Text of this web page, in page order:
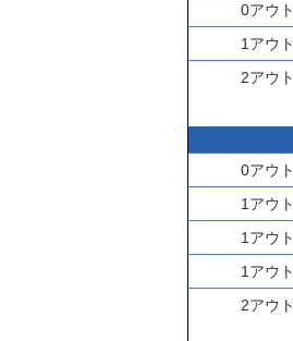
0アウト
1アウト
2アウト
0アウト
1アウト
1アウト
1アウト
2アウト